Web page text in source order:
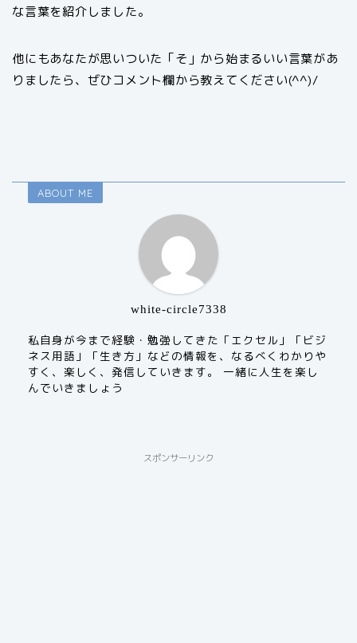
な言葉を紹介しました。
他にもあなたが思いついた「そ」から始まるいい言葉があ
りましたら、ぜひコメント欄から教えてください(^^)/
ABOUT ME
white-circle7338
私自身が今まで経験・勉強してきた「エクセル」「ビジ
ネス用語」「生き方」などの情報を、なるべくわかりや
すく、楽しく、発信していきます。 一緒に人生を楽し
んでいきましょう
スポンサーリンク